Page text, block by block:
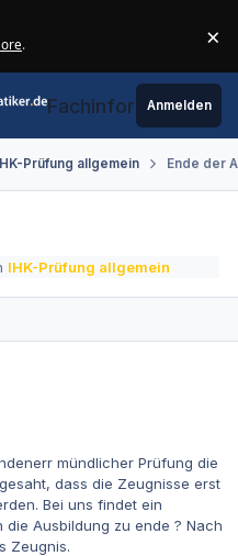
. ×
Fachinformatiker.de
Anmelden
IHK-Prüfung allgemein Ende der
IHK-Prüfung allgemein
mündlicher Prüfung die
dass die Zeugnisse erst
Bei uns findet ein
Ausbildung zu ende ? Nach
Zeugnis.